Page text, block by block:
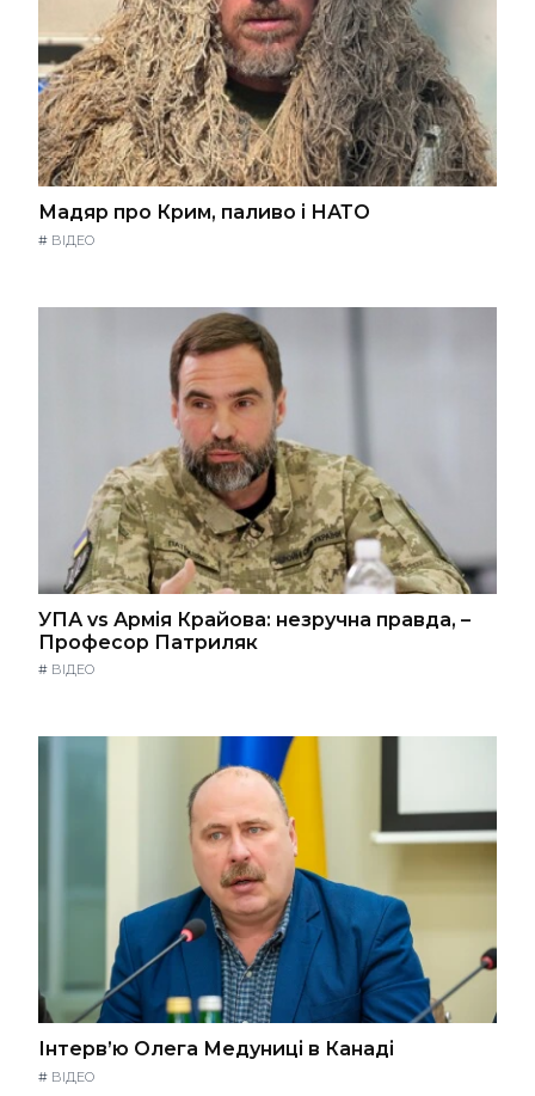
Мадяр про Крим, паливо і НАТО
# ВІДЕО
УПА vs Армія Крайова: незручна правда, –
Професор Патриляк
# ВІДЕО
Інтерв’ю Олега Медуниці в Канаді
# ВІДЕО